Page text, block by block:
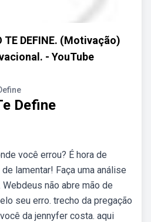
TE DEFINE. (Motivação)
- YouTube
Define
você errou? É hora de
lamentar! Faça uma análise
não abre mão de
seu erro. trecho da pregação
da jennyfer costa. aqui